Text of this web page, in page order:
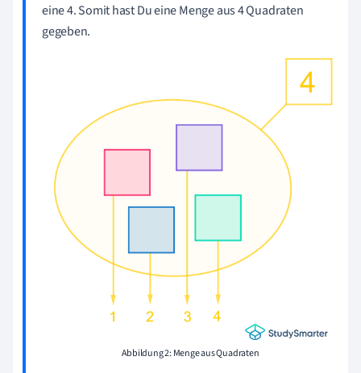
eine 4. Somit hast Du eine Menge aus 4 Quadraten
gegeben.
Abbildung 2: Menge aus Quadraten